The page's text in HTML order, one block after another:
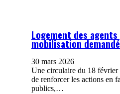
Logement des
mobilisation
30 mars 2026
Une circulaire du 18 février
de renforcer les actions en
publics,…